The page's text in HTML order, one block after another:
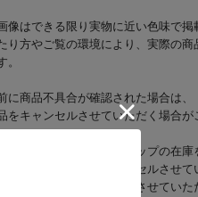
像はできる限り実物に近い色味で掲
り方やご覧の環境により、実際の
。
に商品不具合が確認された場合は、
をキャンセルさせていただく場合が
は店舗とオンラインショップの在庫
により一部商品をキャンセルさせて
用意できた商品のみ発送させていた